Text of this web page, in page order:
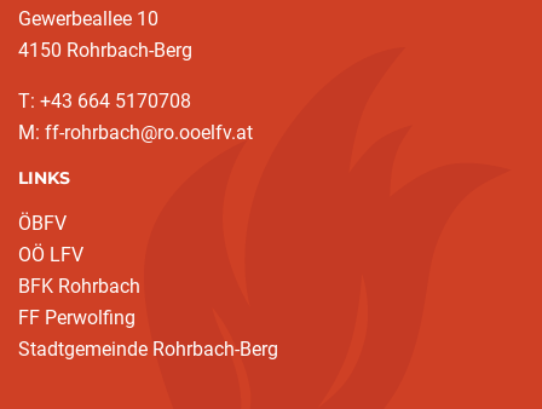
Gewerbeallee 10
4150 Rohrbach-Berg
T: +43 664 5170708
M: ff-rohrbach@ro.ooelfv.at
LINKS
ÖBFV
OÖ LFV
BFK Rohrbach
FF Perwolfing
Stadtgemeinde Rohrbach-Berg